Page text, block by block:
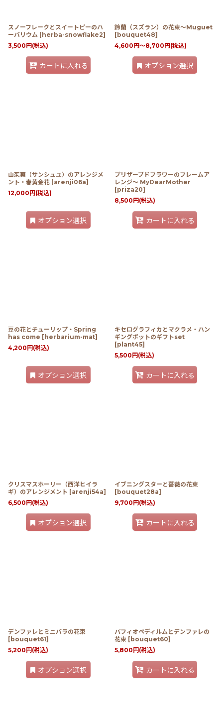
スノーフレークとスイートピーのハ
ーバリウム [ herba-snowflake2]
3,500 円 (税込)
カートに入れる
鈴蘭（スズラン）の花束〜Muguet
[ bouquet48]
4,600 円～8,700 円 (税込)
オプション選択
山茱萸（サンシュユ）のアレンジメ
ント・春黄金花 [arenji06a]
12,000 円 (税込)
オプション選択
プリザーブドフラワーのフレームア
レンジ〜 MyDearMother
[priza20]
8,500 円 (税込)
カートに入れる
豆の花とチューリップ・Spring
has come [ herbarium-mat]
4,200 円 (税込)
オプション選択
キセログラフィカとマクラメ・ハン
ギングポットのギフトset
[plant45]
5,500 円 (税込)
カートに入れる
クリスマスホーリー（西洋ヒイラ
ギ）のアレンジメント [arenji54a]
6,500 円 (税込)
オプション選択
イブニングスターと薔薇の花束
[ bouquet28a]
9,700 円 (税込)
カートに入れる
デンファレとミニバラの花束
[ bouquet61]
5,200 円 (税込)
オプション選択
パフィオペディルムとデンファレの
花束 [ bouquet60]
5,800 円 (税込)
カートに入れる